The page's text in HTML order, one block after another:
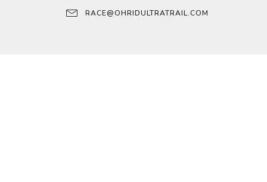
RACE@OHRIDULTRATRAIL.COM